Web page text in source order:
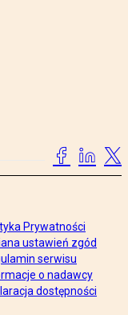
Prywatności
ustawień zgód
serwisu
o nadawcy
dostępności